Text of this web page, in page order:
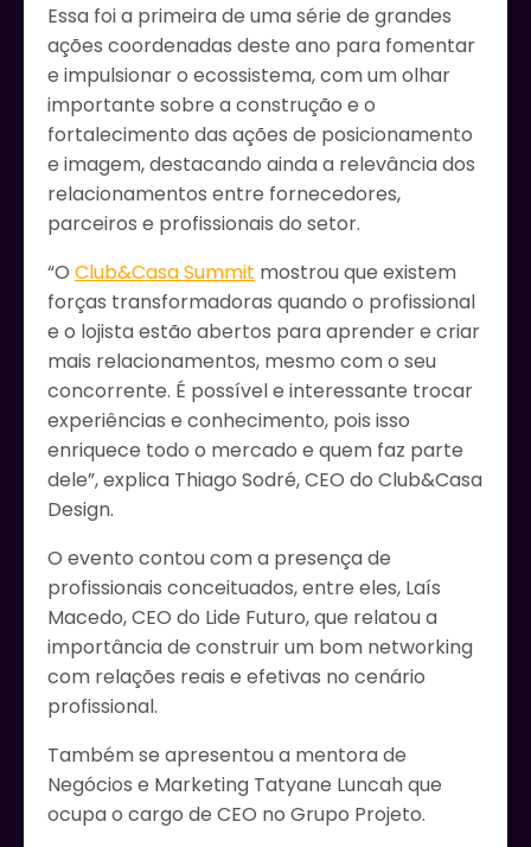
Essa foi a primeira de uma série de grandes
ações coordenadas deste ano para fomentar
e impulsionar o ecossistema, com um olhar
importante sobre a construção e o
fortalecimento das ações de posicionamento
e imagem, destacando ainda a relevância dos
relacionamentos entre fornecedores,
parceiros e profissionais do setor.
“O Club&Casa Summit mostrou que existem
forças transformadoras quando o profissional
e o lojista estão abertos para aprender e criar
mais relacionamentos, mesmo com o seu
concorrente. É possível e interessante trocar
experiências e conhecimento, pois isso
enriquece todo o mercado e quem faz parte
dele”, explica Thiago Sodré, CEO do Club&Casa
Design.
O evento contou com a presença de
profissionais conceituados, entre eles, Laís
Macedo, CEO do Lide Futuro, que relatou a
importância de construir um bom networking
com relações reais e efetivas no cenário
profissional.
Também se apresentou a mentora de
Negócios e Marketing Tatyane Luncah que
ocupa o cargo de CEO no Grupo Projeto.